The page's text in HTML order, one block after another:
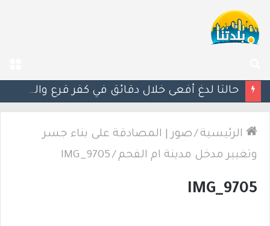
عن
حالتا لدغ أفعى خلال دقائق في كفر قرع والشمال.. إصابتان إحداهما خطيرة
الرئيسية / صور | المصادقة على بناء جسر
وتغيير مدخل مدينة ام الفحم /
IMG_9705
IMG_9705